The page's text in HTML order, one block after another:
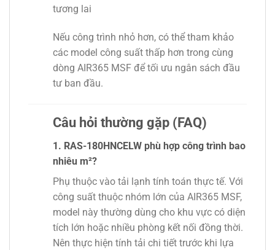
tương lai
Nếu công trình nhỏ hơn, có thể tham khảo
các model công suất thấp hơn trong cùng
dòng AIR365 MSF để tối ưu ngân sách đầu
tư ban đầu.
Câu hỏi thường gặp (FAQ)
1. RAS-180HNCELW phù hợp công trình bao
nhiêu m²?
Phụ thuộc vào tải lạnh tính toán thực tế. Với
công suất thuộc nhóm lớn của AIR365 MSF,
model này thường dùng cho khu vực có diện
tích lớn hoặc nhiều phòng kết nối đồng thời.
Nên thực hiện tính tải chi tiết trước khi lựa